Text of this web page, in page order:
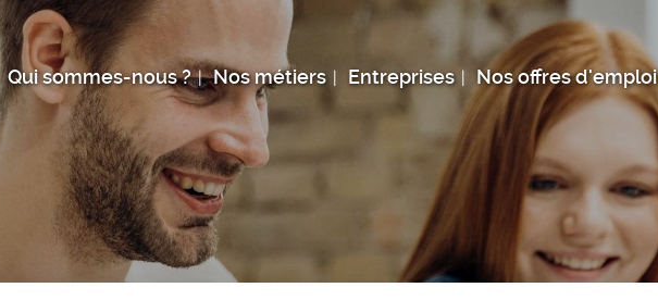
Qui sommes-nous ? Nos métiers Entreprises Nos offres d'emploi